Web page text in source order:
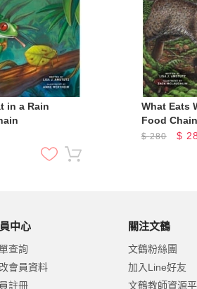
in a Rain
What Eats
Food Chain
$280 $
中心
查詢
會員資料
註冊
關注文鶴
文鶴粉絲團
加入Line好友
文鶴教師資源